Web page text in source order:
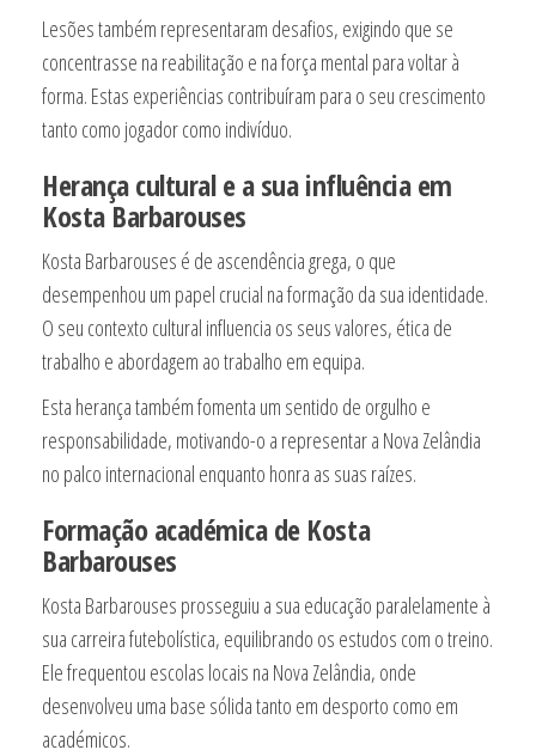
Lesões também representaram desafios, exigindo que se
concentrasse na reabilitação e na força mental para voltar à
forma. Estas experiências contribuíram para o seu crescimento
tanto como jogador como indivíduo.
Herança cultural e a sua influência em
Kosta Barbarouses
Kosta Barbarouses é de ascendência grega, o que
desempenhou um papel crucial na formação da sua identidade.
O seu contexto cultural influencia os seus valores, ética de
trabalho e abordagem ao trabalho em equipa.
Esta herança também fomenta um sentido de orgulho e
responsabilidade, motivando-o a representar a Nova Zelândia
no palco internacional enquanto honra as suas raízes.
Formação académica de Kosta
Barbarouses
Kosta Barbarouses prosseguiu a sua educação paralelamente à
sua carreira futebolística, equilibrando os estudos com o treino.
Ele frequentou escolas locais na Nova Zelândia, onde
desenvolveu uma base sólida tanto em desporto como em
académicos.